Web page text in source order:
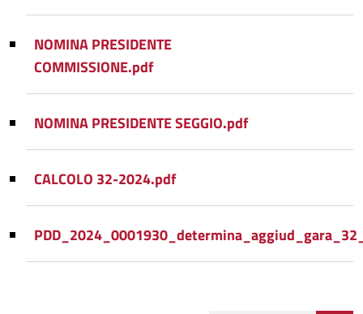
NOMINA PRESIDENTE
COMMISSIONE.pdf
NOMINA PRESIDENTE SEGGIO.pdf
CALCOLO 32-2024.pdf